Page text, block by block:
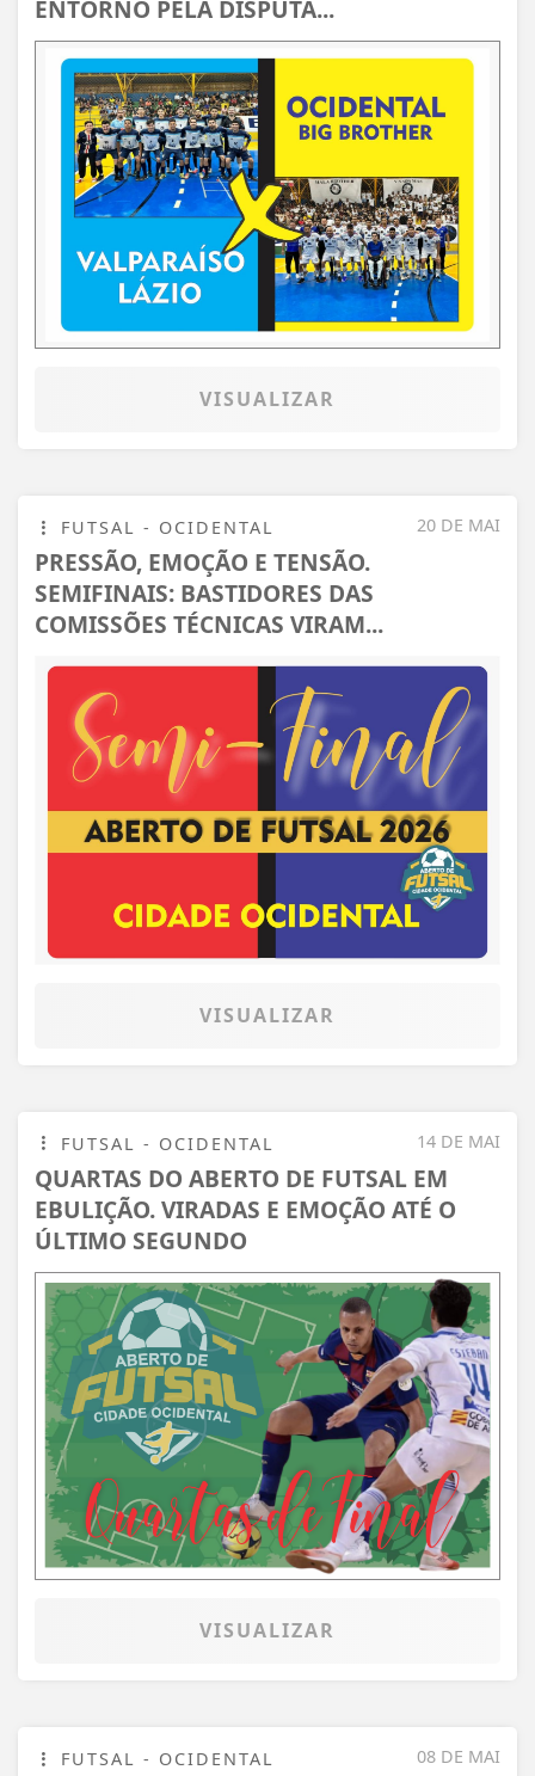
ENTORNO PELA DISPUTA...
VISUALIZAR
20 DE MAI
FUTSAL - OCIDENTAL
PRESSÃO, EMOÇÃO E TENSÃO.
SEMIFINAIS: BASTIDORES DAS
COMISSÕES TÉCNICAS VIRAM...
VISUALIZAR
14 DE MAI
FUTSAL - OCIDENTAL
QUARTAS DO ABERTO DE FUTSAL EM
EBULIÇÃO. VIRADAS E EMOÇÃO ATÉ O
ÚLTIMO SEGUNDO
VISUALIZAR
08 DE MAI
FUTSAL - OCIDENTAL